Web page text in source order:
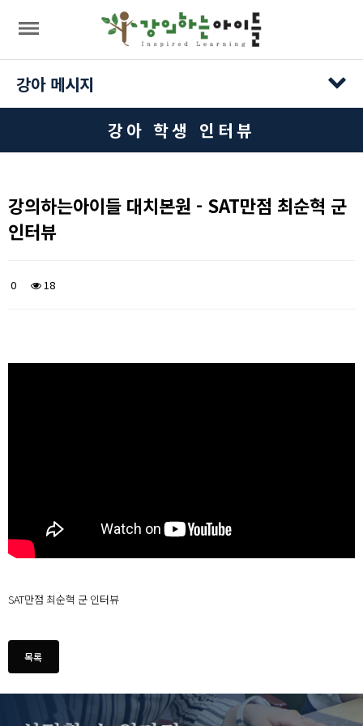
강아 메시지
강아 학생 인터뷰
강의하는아이들 대치본원 - SAT만점 최순혁 군
인터뷰
0 18
SAT만점 최순혁 군 인터뷰